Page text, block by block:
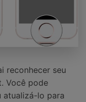
reconhecer seu
Você pode
atualizá-lo para